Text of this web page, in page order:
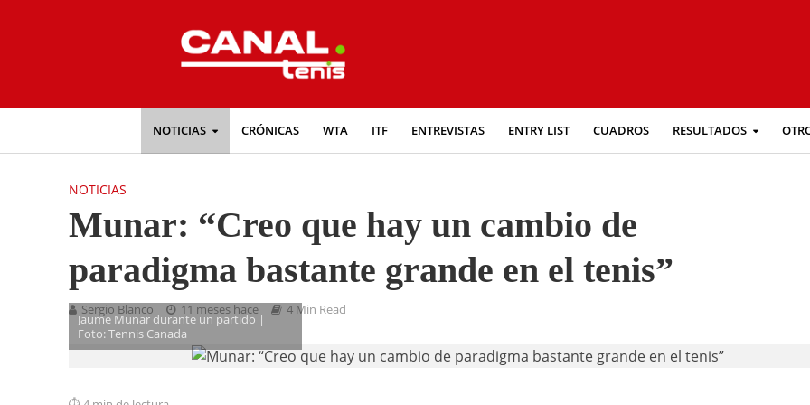
NOTICIAS CRÓNICAS WTA ITF ENTREVISTAS ENTRY LIST CUADROS RESULTADOS
NOTICIAS
Munar: “Creo que hay un cambio de
paradigma bastante grande en el tenis”
Sergio Blanco 11 meses hace 4 Min Read
Jaume Munar durante un partido |
Foto: Tennis Canada